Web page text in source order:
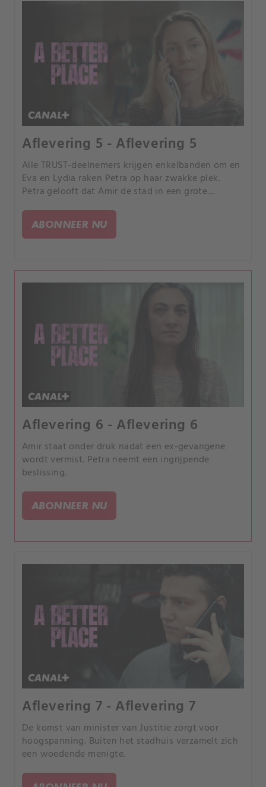
Aflevering 5 - Aflevering 5
Alle TRUST-deelnemers krijgen enkelbanden om en
Eva en Lydia raken Petra op haar zwakke plek.
Petra gelooft dat Amir de stad in een grote
ABONNEER NU
Aflevering 6 - Aflevering 6
Amir staat onder druk nadat een ex-gevangene
wordt vermist. Petra neemt een ingrijpende
beslissing.
ABONNEER NU
Aflevering 7 - Aflevering 7
De komst van minister van Justitie zorgt voor
hoogspanning. Buiten het stadhuis verzamelt zich
een woedende menigte.